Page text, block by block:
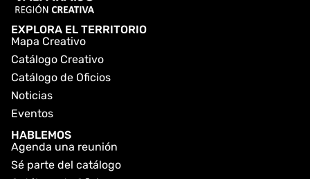
EXPLORA EL TERRITORIO
Mapa Creativo
Catálogo Creativo
Catálogo de Oficios
Noticias
Eventos
HABLEMOS
Agenda una reunión
Sé parte del catálogo